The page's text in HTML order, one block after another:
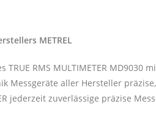
METREL
RMS MULTIMETER
Messgeräte aller Hersteller
jederzeit zuverlässige präzise